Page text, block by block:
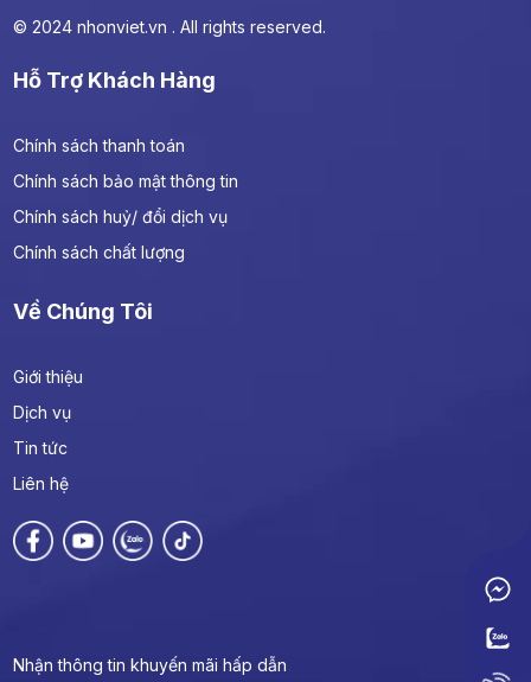
đào tạo không ?
Dịch Vu Vệ Sinh Công Nghiệp Uy Tín Hàng
Dịch Vụ Cung Ứng Lao Động Chuyên Nghiệp
© 2024 nhonviet.vn . All rights reserved.
Hỗ Trợ Khách Hàng
Chính sách thanh toán
Chính sách bảo mật thông tin
Chính sách huỷ/ đổi dịch vụ
Chính sách chất lượng
Về Chúng Tôi
Giới thiệu
Dịch vụ
Tin tức
Liên hệ
Nhận thông tin khuyến mãi hấp dẫn